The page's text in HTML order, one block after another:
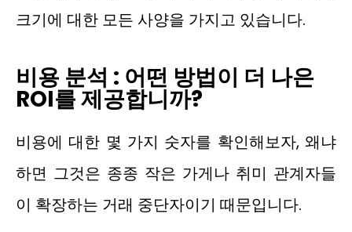
크기에 대한 모든 사양을 가지고 있습니다.
비용 분석 : 어떤 방법이 더 나은
ROI를 제공합니까?
비용에 대한 몇 가지 숫자를 확인해보자, 왜냐
하면 그것은 종종 작은 가게나 취미 관계자들
이 확장하는 거래 중단자이기 때문입니다.